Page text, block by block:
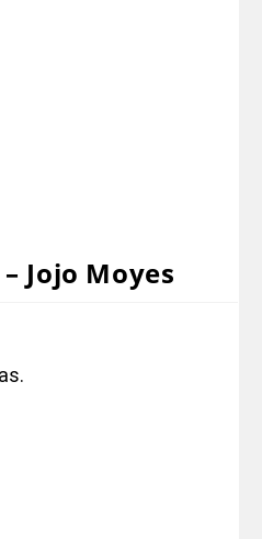
Jojo Moyes